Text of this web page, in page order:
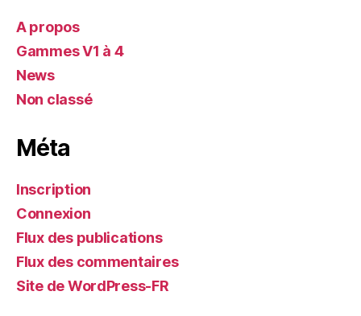
A propos
Gammes V1 à 4
News
Non classé
Méta
Inscription
Connexion
Flux des publications
Flux des commentaires
Site de WordPress-FR